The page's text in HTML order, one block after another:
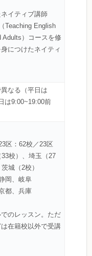
イティブ講師
Teaching English
Adults）コースを修
につけたネイティ
なる（平日は
は9:00~19:00前
区：62校／23区
校）、埼玉（27
城（2校）
岡、岐阜
都、兵庫
のレッスン。ただ
在籍校以外で受講